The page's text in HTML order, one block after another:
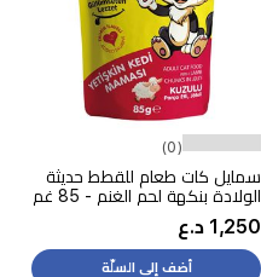
(0)
سمايل كات طعام للقطط حديثة
الولادة بنكهة لحم الغنم - 85 غم
1,250 د.ع
أضف إلى السلّة